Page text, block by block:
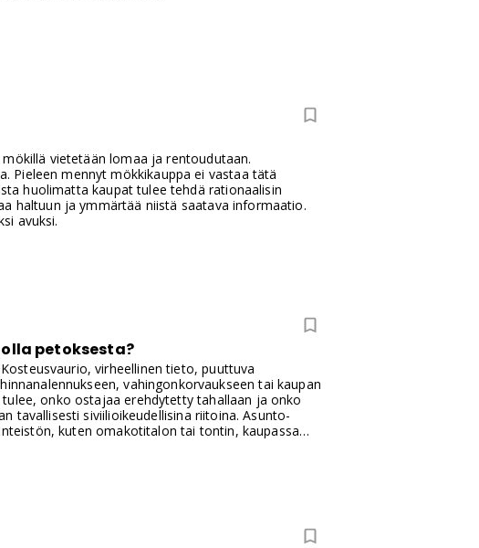
vietetään lomaa ja rentoudutaan.
Pieleen mennyt mökkikauppa ei vastaa tätä
huolimatta kaupat tulee tehdä rationaalisin
haltuun ja ymmärtää niistä saatava informaatio.
avuksi.
petoksesta?
virheellinen tieto, puuttuva
vahingonkorvaukseen tai kaupan
onko ostajaa erehdytetty tahallaan ja onko
tavallisesti siviilioikeudellisina riitoina. Asunto-
kuten omakotitalon tai tontin, kaupassa